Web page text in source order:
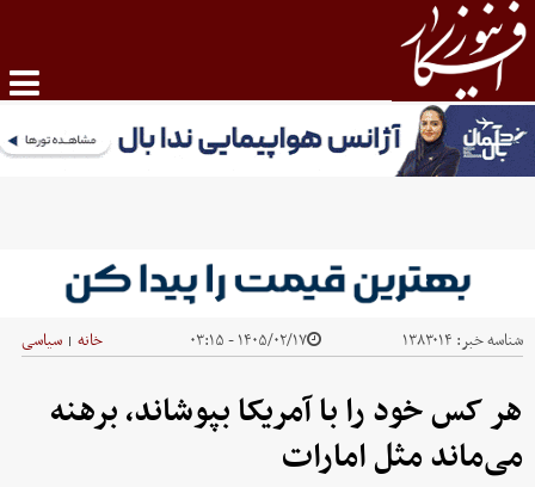
شناسه خبر: ۱۳۸۳۰۱۴ ۱۴۰۵/۰۲/۱۷ - ۰۳:۱۵ خانه | سیاسی
هر کس خود را با آمریکا بپوشاند، برهنه
می‌ماند مثل امارات